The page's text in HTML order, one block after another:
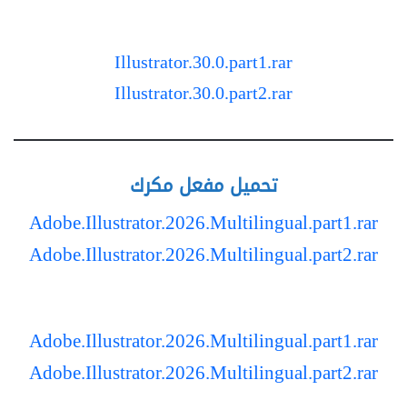
Illustrator.30.0.part1.rar
Illustrator.30.0.part2.rar
تحميل مفعل مكرك
Adobe.Illustrator.2026.Multilingual.part1.rar
Adobe.Illustrator.2026.Multilingual.part2.rar
Adobe.Illustrator.2026.Multilingual.part1.rar
Adobe.Illustrator.2026.Multilingual.part2.rar